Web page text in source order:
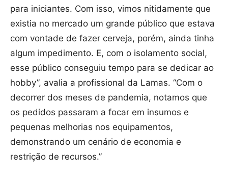
para iniciantes. Com isso, vimos nitidamente que
existia no mercado um grande público que estava
com vontade de fazer cerveja, porém, ainda tinha
algum impedimento. E, com o isolamento social,
esse público conseguiu tempo para se dedicar ao
hobby”, avalia a profissional da Lamas. “Com o
decorrer dos meses de pandemia, notamos que
os pedidos passaram a focar em insumos e
pequenas melhorias nos equipamentos,
demonstrando um cenário de economia e
restrição de recursos.”